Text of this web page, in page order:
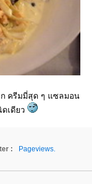
ครีมมี่สุด ๆ แซลมอน
เดียว
:
Pageviews.